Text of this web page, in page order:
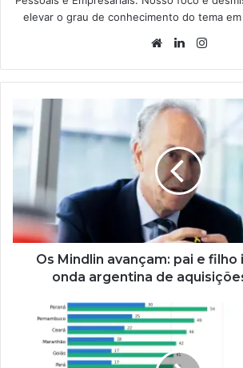
elevar o grau de conhecimento do tema
WebsiteLinkedin
Os Mindlin avançam: pai e filho
onda argentina de